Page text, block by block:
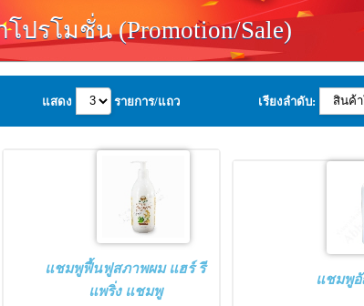
ปรโมชั่น (Promotion/Sale)
แสดง รายการ/แถว เรียงลำดับ:
แชมพูฟื้นฟูสภาพผม แฮร์ รี
แพริ่ง แชมพู
แชมพู